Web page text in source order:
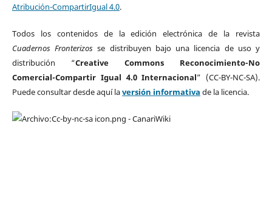
Atribución-CompartirIgual 4.0.
Todos los contenidos de la edición electrónica de la revista
Cuadernos Fronterizos se distribuyen bajo una licencia de uso y
distribución “Creative Commons Reconocimiento-No
Comercial-Compartir Igual 4.0 Internacional” (CC-BY-NC-SA).
Puede consultar desde aquí laversión informativa de la licencia.